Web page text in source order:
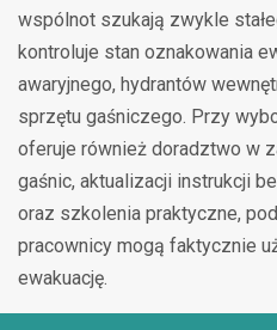
wspólnot szukają zwykle
kontroluje stan oznakowania
awaryjnego, hydrantów
sprzętu gaśniczego. Przy
oferuje również doradztwo w
gaśnic, aktualizacji instrukcji
oraz szkolenia praktyczne,
pracownicy mogą faktycznie
ewakuację.